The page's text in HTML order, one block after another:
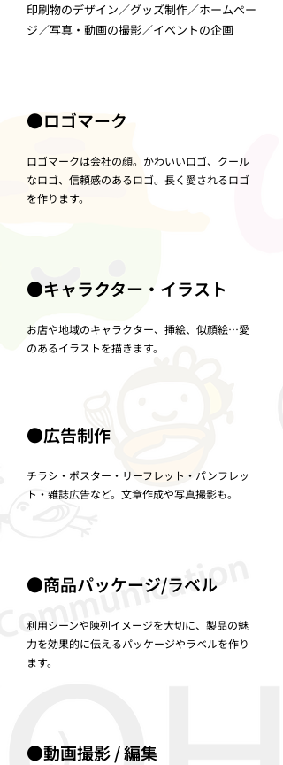
印刷物のデザイン／グッズ制作／ホームペー
ジ／写真・動画の撮影／イベントの企画
●ロゴマーク
ロゴマークは会社の顔。かわいいロゴ、クール
なロゴ、信頼感のあるロゴ。長く愛されるロゴ
を作ります。
●キャラクター・イラスト
お店や地域のキャラクター、挿絵、似顔絵…愛
のあるイラストを描きます。
●広告制作
チラシ・ポスター・リーフレット・パンフレッ
ト・雑誌広告など。文章作成や写真撮影も。
●商品パッケージ/ラベル
利用シーンや陳列イメージを大切に、製品の魅
力を効果的に伝えるパッケージやラベルを作り
ます。
●動画撮影 / 編集